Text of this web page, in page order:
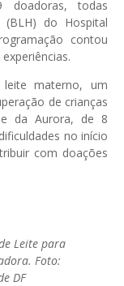
doadoras, todas
do Hospital
contou
materno, um
de crianças
da Aurora, de 8
no início
com doações
Leite para
Foto:
DF